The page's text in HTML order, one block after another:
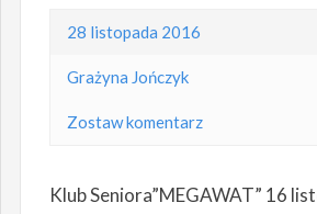
28 listopada 2016
Grażyna Jończyk
Zostaw komentarz
Klub Seniora”MEGAWAT” 16